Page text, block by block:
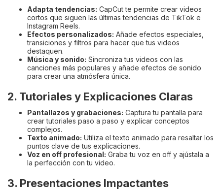
Adapta tendencias: CapCut te permite crear videos
cortos que siguen las últimas tendencias de TikTok e
Instagram Reels.
Efectos personalizados: Añade efectos especiales,
transiciones y filtros para hacer que tus videos
destaquen.
Música y sonido: Sincroniza tus videos con las
canciones más populares y añade efectos de sonido
para crear una atmósfera única.
2. Tutoriales y Explicaciones Claras
Pantallazos y grabaciones: Captura tu pantalla para
crear tutoriales paso a paso y explicar conceptos
complejos.
Texto animado: Utiliza el texto animado para resaltar los
puntos clave de tus explicaciones.
Voz en off profesional: Graba tu voz en off y ajústala a
la perfección con tu video.
3. Presentaciones Impactantes